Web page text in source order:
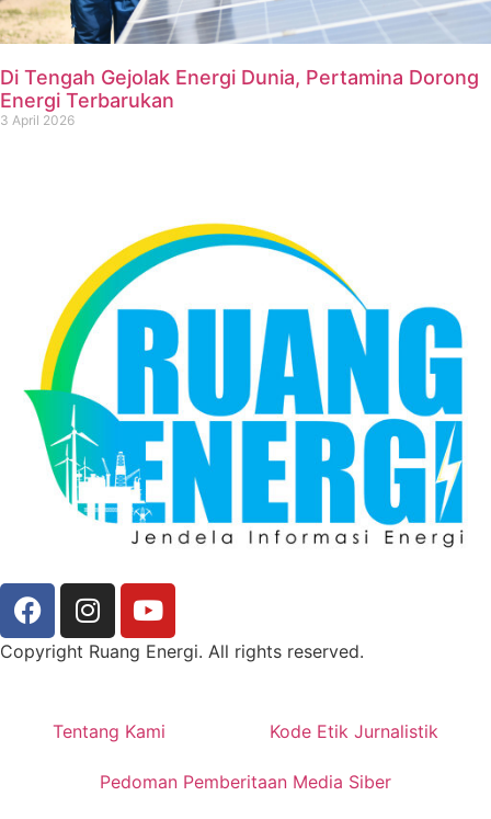
Di Tengah Gejolak Energi Dunia, Pertamina Dorong
Energi Terbarukan
3 April 2026
Copyright Ruang Energi. All rights reserved.
Tentang Kami Kode Etik Jurnalistik
Pedoman Pemberitaan Media Siber